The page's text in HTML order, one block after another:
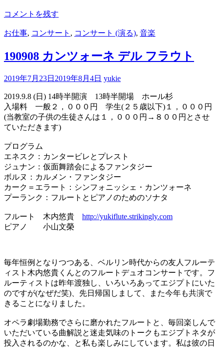
コメントを残す
お仕事, コンサート , コンサート (演る), 音楽
190908 カンツォーネ デル フラウト
2019年7月23日 2019年8月4日 yukie
2019.9.8 (日) 14時半開演 13時半開場 ホール杉
入場料 一般２，０００円 学生(２５歳以下)１，０００円
(当教室の子供の生徒さんは１，０００円→８００円とさせ
ていただきます)
プログラム
エネスク：カンタービレとプレスト
ジュナン：仮面舞踏会によるファンタジー
ボルヌ：カルメン・ファンタジー
カーク＝エラート：シンフォニッシェ・カンツォーネ
プーランク：フルートとピアノのためのソナタ
フルート 木内悠貴 http://yukiflute.strikingly.com
ピアノ 小山文榮
毎年恒例となりつつある、ベルリン時代からの友人フルーテ
ィスト木内悠貴くんとのフルートデュオコンサートです。フ
ルーティストは昨年渡独し、いろいろあってエジプトにいた
のですが(なぜだ笑)、先日帰国しまして、また今年も共演で
きることになりました。
オペラ劇場勤務でさらに磨かれたフルートと、毎回楽しんで
いただいている曲解説と迷走気味のトークもエジプトネタが
投入されるのかな、と私も楽しみにしています。私は彼の日